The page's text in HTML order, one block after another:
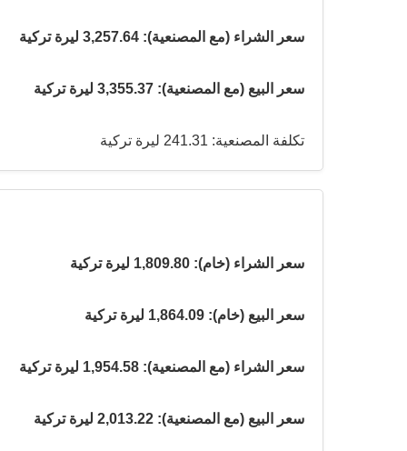
سعر الشراء (مع المصنعية): 3,257.64 ليرة تركية
سعر البيع (مع المصنعية): 3,355.37 ليرة تركية
تكلفة المصنعية: 241.31 ليرة تركية
سعر الشراء (خام): 1,809.80 ليرة تركية
سعر البيع (خام): 1,864.09 ليرة تركية
سعر الشراء (مع المصنعية): 1,954.58 ليرة تركية
سعر البيع (مع المصنعية): 2,013.22 ليرة تركية